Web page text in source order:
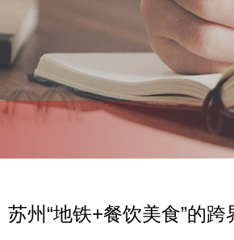
苏州“地铁+餐饮美食”的